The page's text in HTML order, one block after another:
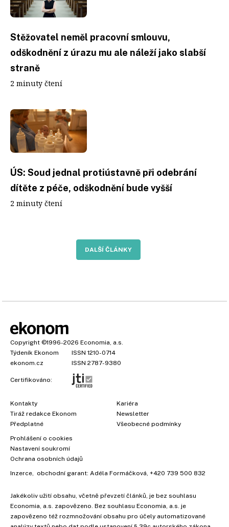
Stěžovatel neměl pracovní smlouvu,
odškodnění z úrazu mu ale náleží jako slabší
straně
2 minuty čtení
ÚS: Soud jednal protiústavně při odebrání
dítěte z péče, odškodnění bude vyšší
2 minuty čtení
DALŠÍ ČLÁNKY
Copyright ©1996-2026 Economia, a.s.
Týdeník Ekonom
ISSN 1210-0714
ekonom.cz
ISSN 2787-9380
Certifikováno:
Kontakty
Tiráž redakce Ekonom
Předplatné
Kariéra
Newsletter
Všeobecné podmínky
Prohlášení o cookies
Nastavení soukromí
Ochrana osobních údajů
Inzerce , obchodní garant: Adéla Formáčková +420 739 500 832
Jakékoliv užití obsahu, včetně převzetí článků, je bez souhlasu
Economia, a.s. zapovězeno. Bez souhlasu Economia, a.s. je
zapovězeno též rozmnožování obsahu pro účely automatizované